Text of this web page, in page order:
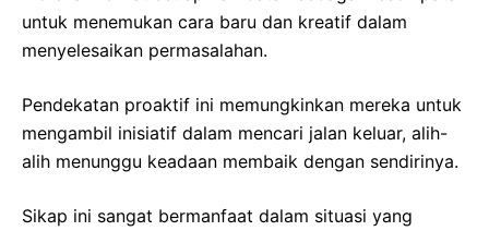
untuk menemukan cara baru dan kreatif dalam
menyelesaikan permasalahan.
Pendekatan proaktif ini memungkinkan mereka untuk
mengambil inisiatif dalam mencari jalan keluar, alih-
alih menunggu keadaan membaik dengan sendirinya.
Sikap ini sangat bermanfaat dalam situasi yang